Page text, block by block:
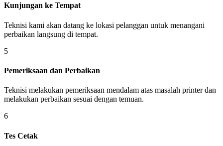
Kunjungan ke Tempat
Teknisi kami akan datang ke lokasi pelanggan untuk menangani
perbaikan langsung di tempat.
5
Pemeriksaan dan Perbaikan
Teknisi melakukan pemeriksaan mendalam atas masalah printer dan
melakukan perbaikan sesuai dengan temuan.
6
Tes Cetak